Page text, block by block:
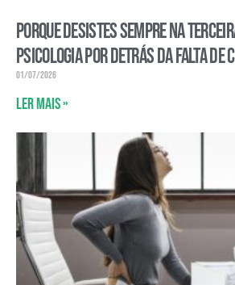
Porque desistes sempre na
psicologia por detrás da falta de
01/07/2026
Ler mais »